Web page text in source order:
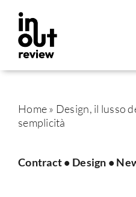
contenuto
per:
Home» Design, il lusso
semplicità
Contract• Design •